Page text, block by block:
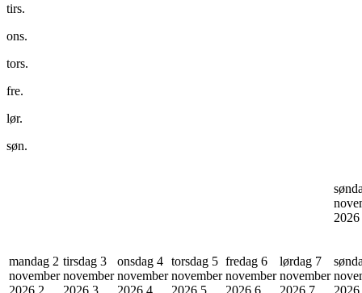
tirs.
ons.
tors.
fre.
lør.
søn.
2026
mandag 2
november
2026 2
tirsdag 3
november
2026 3
onsdag 4
november
2026 4
torsdag 5
november
2026 5
fredag 6
november
2026 6
lørdag 7
november
2026 7
2026